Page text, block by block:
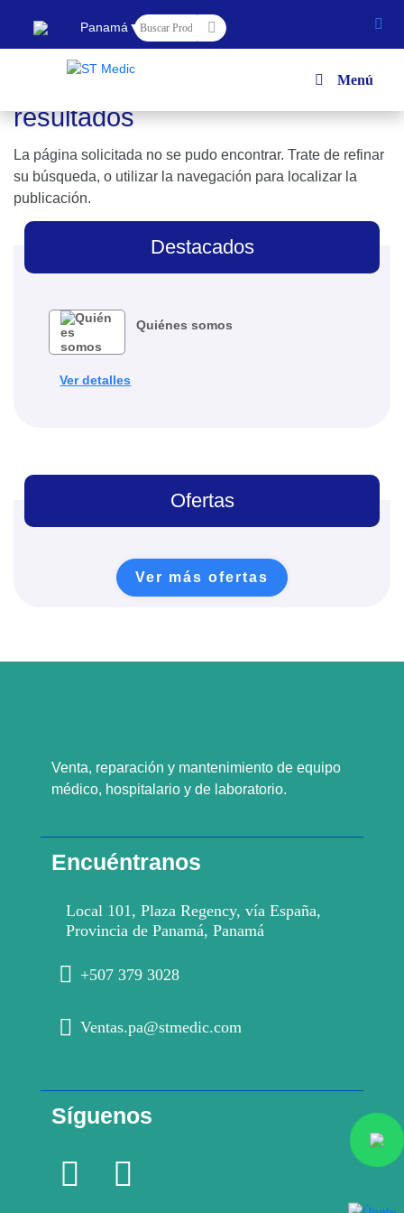
Panamá ▼
Menú
[breadcrumb]
No se han encontrado
resultados
La página solicitada no se pudo encontrar. Trate de refinar
su búsqueda, o utilizar la navegación para localizar la
publicación.
Destacados
Quiénes somos
Ver detalles
Ofertas
Ver más ofertas
Venta, reparación y mantenimiento de equipo
médico, hospitalario y de laboratorio.
Encuéntranos
Local 101, Plaza Regency, vía España,
Provincia de Panamá, Panamá
+507 379 3028
Ventas.pa@stmedic.com
Síguenos